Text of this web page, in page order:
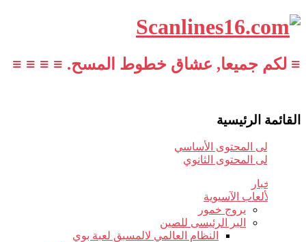
≡ لكم جميعا, عشاق خطوط المسح. ≡ ≡ ≡ ≡
القائمة الرئيسية
تخطي إلى المحتوى الأساسي
تخطي إلى المحتوى الثانوي
أخبار
الألعاب الآسيوية
يروج خمور
البر الرئيسى للصين
النظام العالمي لالمسبق لعبة بوي